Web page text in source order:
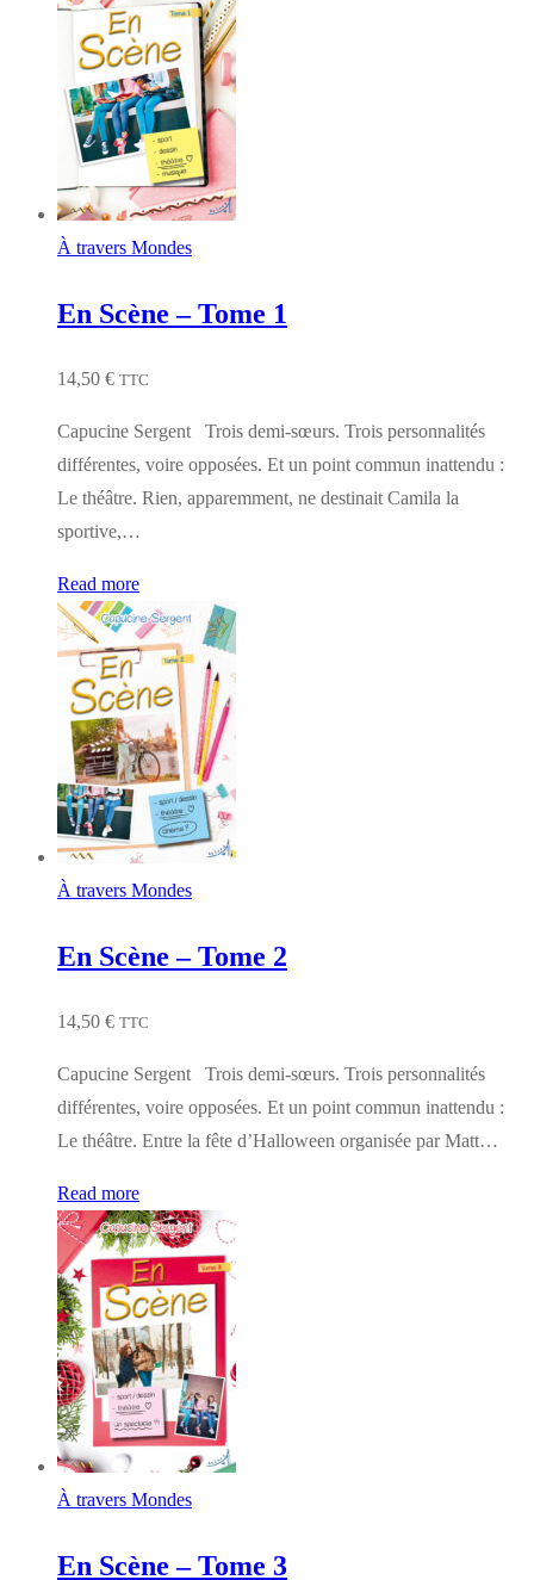
À travers Mondes
En Scène – Tome 1
14,50 € TTC
Capucine Sergent Trois demi-sœurs. Trois personnalités
différentes, voire opposées. Et un point commun inattendu :
Le théâtre. Rien, apparemment, ne destinait Camila la
sportive,…
Read more
À travers Mondes
En Scène – Tome 2
14,50 € TTC
Capucine Sergent Trois demi-sœurs. Trois personnalités
différentes, voire opposées. Et un point commun inattendu :
Le théâtre. Entre la fête d’Halloween organisée par Matt…
Read more
À travers Mondes
En Scène – Tome 3